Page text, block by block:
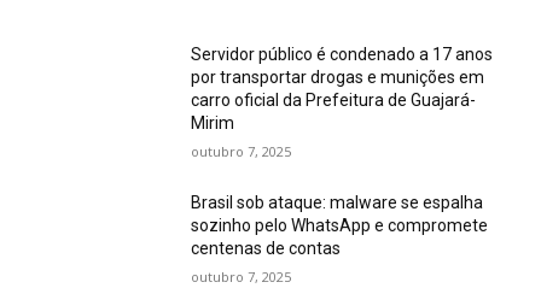
Servidor público é condenado a 17 anos
por transportar drogas e munições em
carro oficial da Prefeitura de Guajará-
Mirim
outubro 7, 2025
Brasil sob ataque: malware se espalha
sozinho pelo WhatsApp e compromete
centenas de contas
outubro 7, 2025